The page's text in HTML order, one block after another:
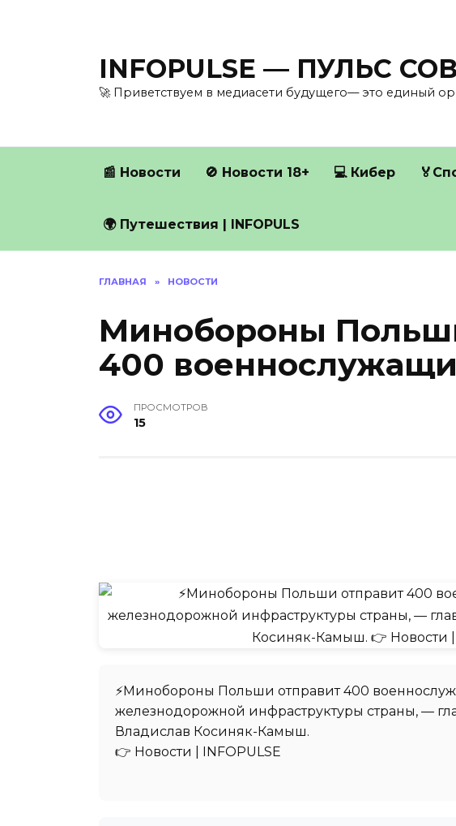
INFOPULSE — ПУЛЬС
🚀 Приветствуем в медиасети будущего— это единый
📰 Новости 🚫 Новости 18+ 💻 Кибер
🌍 Путешествия | INFOPULS
ГЛАВНАЯ » НОВОСТИ
Минобороны
400
ПРОСМОТРОВ
15
⚡️Минобороны Польши отправит 400
железнодорожной инфраструктуры страны, —
Владислав Косиняк-Камыш.
👉 Новости | INFOPULSE⁩